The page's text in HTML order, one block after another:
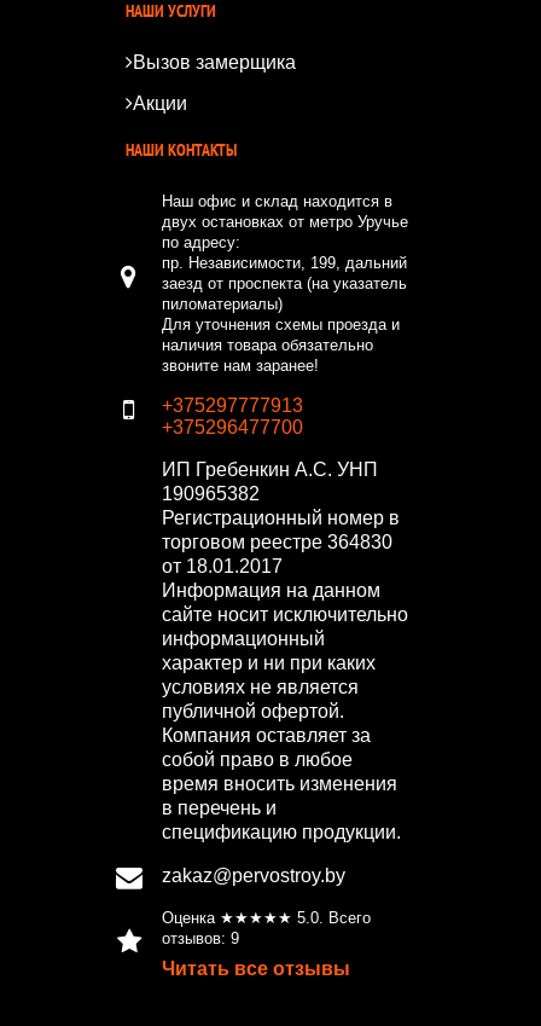
НАШИ УСЛУГИ
Вызов замерщика
Акции
НАШИ КОНТАКТЫ
Наш офис и склад находится в
двух остановках от метро Уручье
по адресу:
пр. Независимости, 199, дальний
заезд от проспекта (на указатель
пиломатериалы)
Для уточнения схемы проезда и
наличия товара обязательно
звоните нам заранее!
+375297777913
+375296477700
ИП Гребенкин А.С. УНП
190965382
Регистрационный номер в
торговом реестре 364830
от 18.01.2017
Информация на данном
сайте носит исключительно
информационный
характер и ни при каких
условиях не является
публичной офертой.
Компания оставляет за
собой право в любое
время вносить изменения
в перечень и
спецификацию продукции.
zakaz@pervostroy.by
Оценка ★★★★★ 5.0. Всего
отзывов: 9
Читать все отзывы